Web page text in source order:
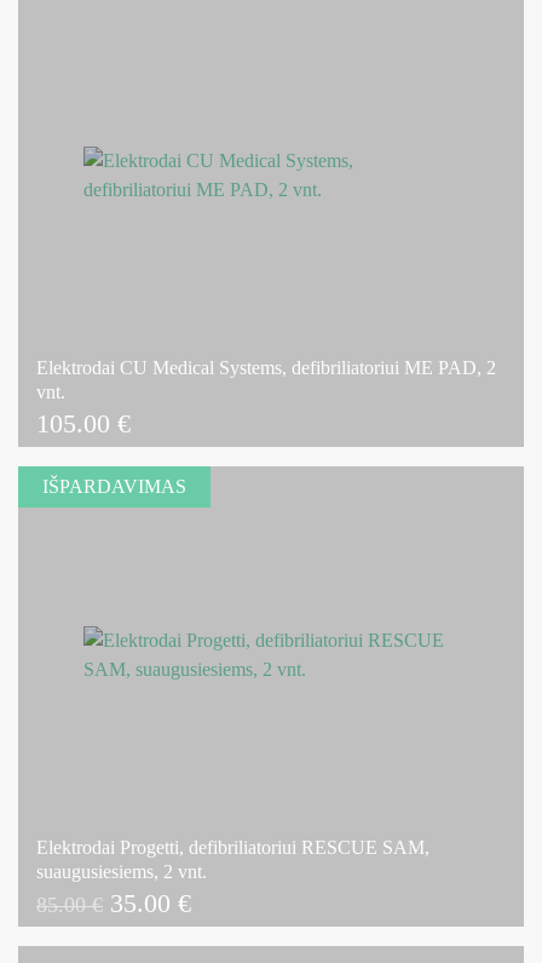
Elektrodai CU Medical Systems, defibriliatoriui ME PAD, 2
vnt.
105.00 €
IŠPARDAVIMAS
Elektrodai Progetti, defibriliatoriui RESCUE SAM,
suaugusiesiems, 2 vnt.
85.00€ Original
price
35.00 €Current
price